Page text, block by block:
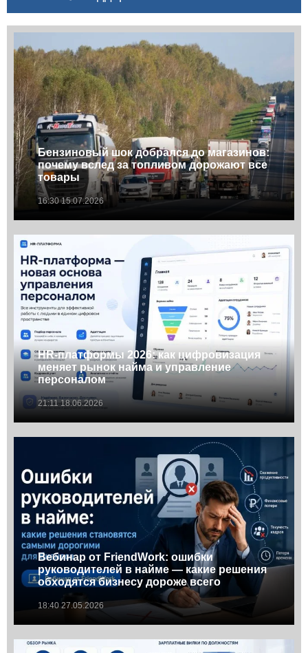
Бензиновый шок добрался до магазинов:
почему вслед за топливом дорожают все
товары
16:30 15.07.2026
HR-платформы 2026: как цифровизация
меняет рынок найма и управление
персоналом
21:11 18.06.2026
Вебинар от FriendWork: ошибки
руководителей в найме — какие решения
обходятся бизнесу дороже всего
18:40 27.05.2026